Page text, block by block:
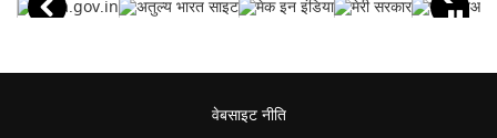
वेबसाइट नीति